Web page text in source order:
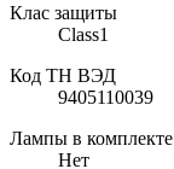
Клас защиты
Class1
Код ТН ВЭД
9405110039
Лампы в комплекте
Нет